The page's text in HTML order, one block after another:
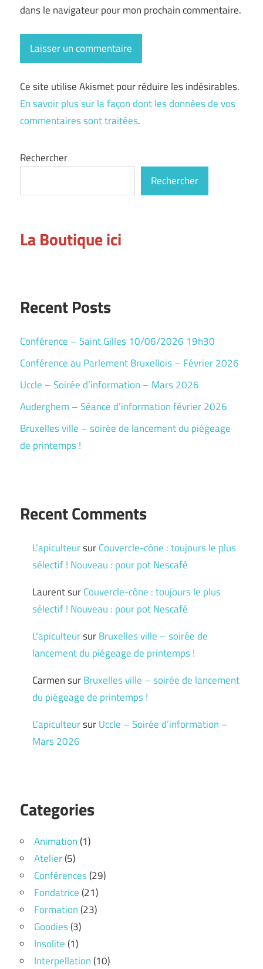
dans le navigateur pour mon prochain commentaire.
Ce site utilise Akismet pour réduire les indésirables.
En savoir plus sur la façon dont les données de vos
commentaires sont traitées.
Rechercher
Rechercher
La Boutique ici
Recent Posts
Conférence – Saint Gilles 10/06/2026 19h30
Conférence au Parlement Bruxellois – Février 2026
Uccle – Soirée d’information – Mars 2026
Auderghem – Séance d’information février 2026
Bruxelles ville – soirée de lancement du piégeage
de printemps !
Recent Comments
L'apiculteursurCouvercle-cône : toujours le plus
sélectif ! Nouveau : pour pot Nescafé
LaurentsurCouvercle-cône : toujours le plus
sélectif ! Nouveau : pour pot Nescafé
L'apiculteursurBruxelles ville – soirée de
lancement du piégeage de printemps !
CarmensurBruxelles ville – soirée de lancement
du piégeage de printemps !
L'apiculteursurUccle – Soirée d’information –
Mars 2026
Categories
Animation(1)
Atelier(5)
Conférences(29)
Fondatrice(21)
Formation(23)
Goodies(3)
Insolite(1)
Interpellation(10)